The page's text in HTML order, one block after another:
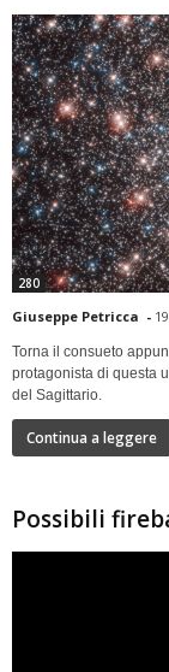
280
Giuseppe Petricca -
Torna il consueto
protagonista di questa
del Sagittario.
Continua a leggere
Possibili